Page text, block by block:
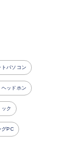
トパソコン
ヘッドホン
ック
グPC